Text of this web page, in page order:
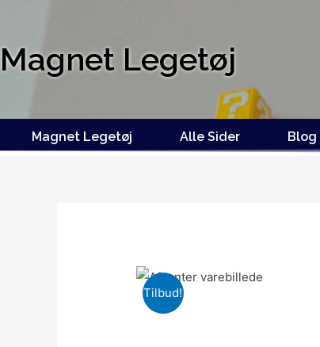
Magnet Legetøj
Magnet Legetøj Alle Sider Blog
Tilbud!